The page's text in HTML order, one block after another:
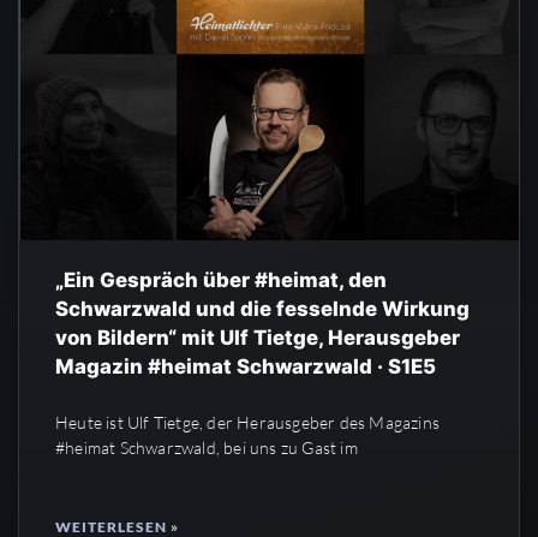
„Ein Gespräch über #heimat, den
Schwarzwald und die fesselnde Wirkung
von Bildern“ mit Ulf Tietge, Herausgeber
Magazin #heimat Schwarzwald · S1E5
Heute ist Ulf Tietge, der Herausgeber des Magazins
#heimat Schwarzwald, bei uns zu Gast im
WEITERLESEN »